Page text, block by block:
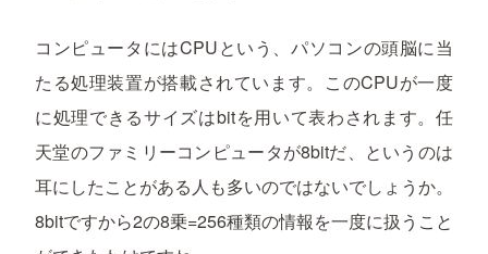
コンピュータにはCPUという、パソコンの頭脳に当
たる処理装置が搭載されています。このCPUが一度
に処理できるサイズはbitを用いて表わされます。任
天堂のファミリーコンピュータが8bitだ、というのは
耳にしたことがある人も多いのではないでしょうか。
8bitですから2の8乗=256種類の情報を一度に扱うこと